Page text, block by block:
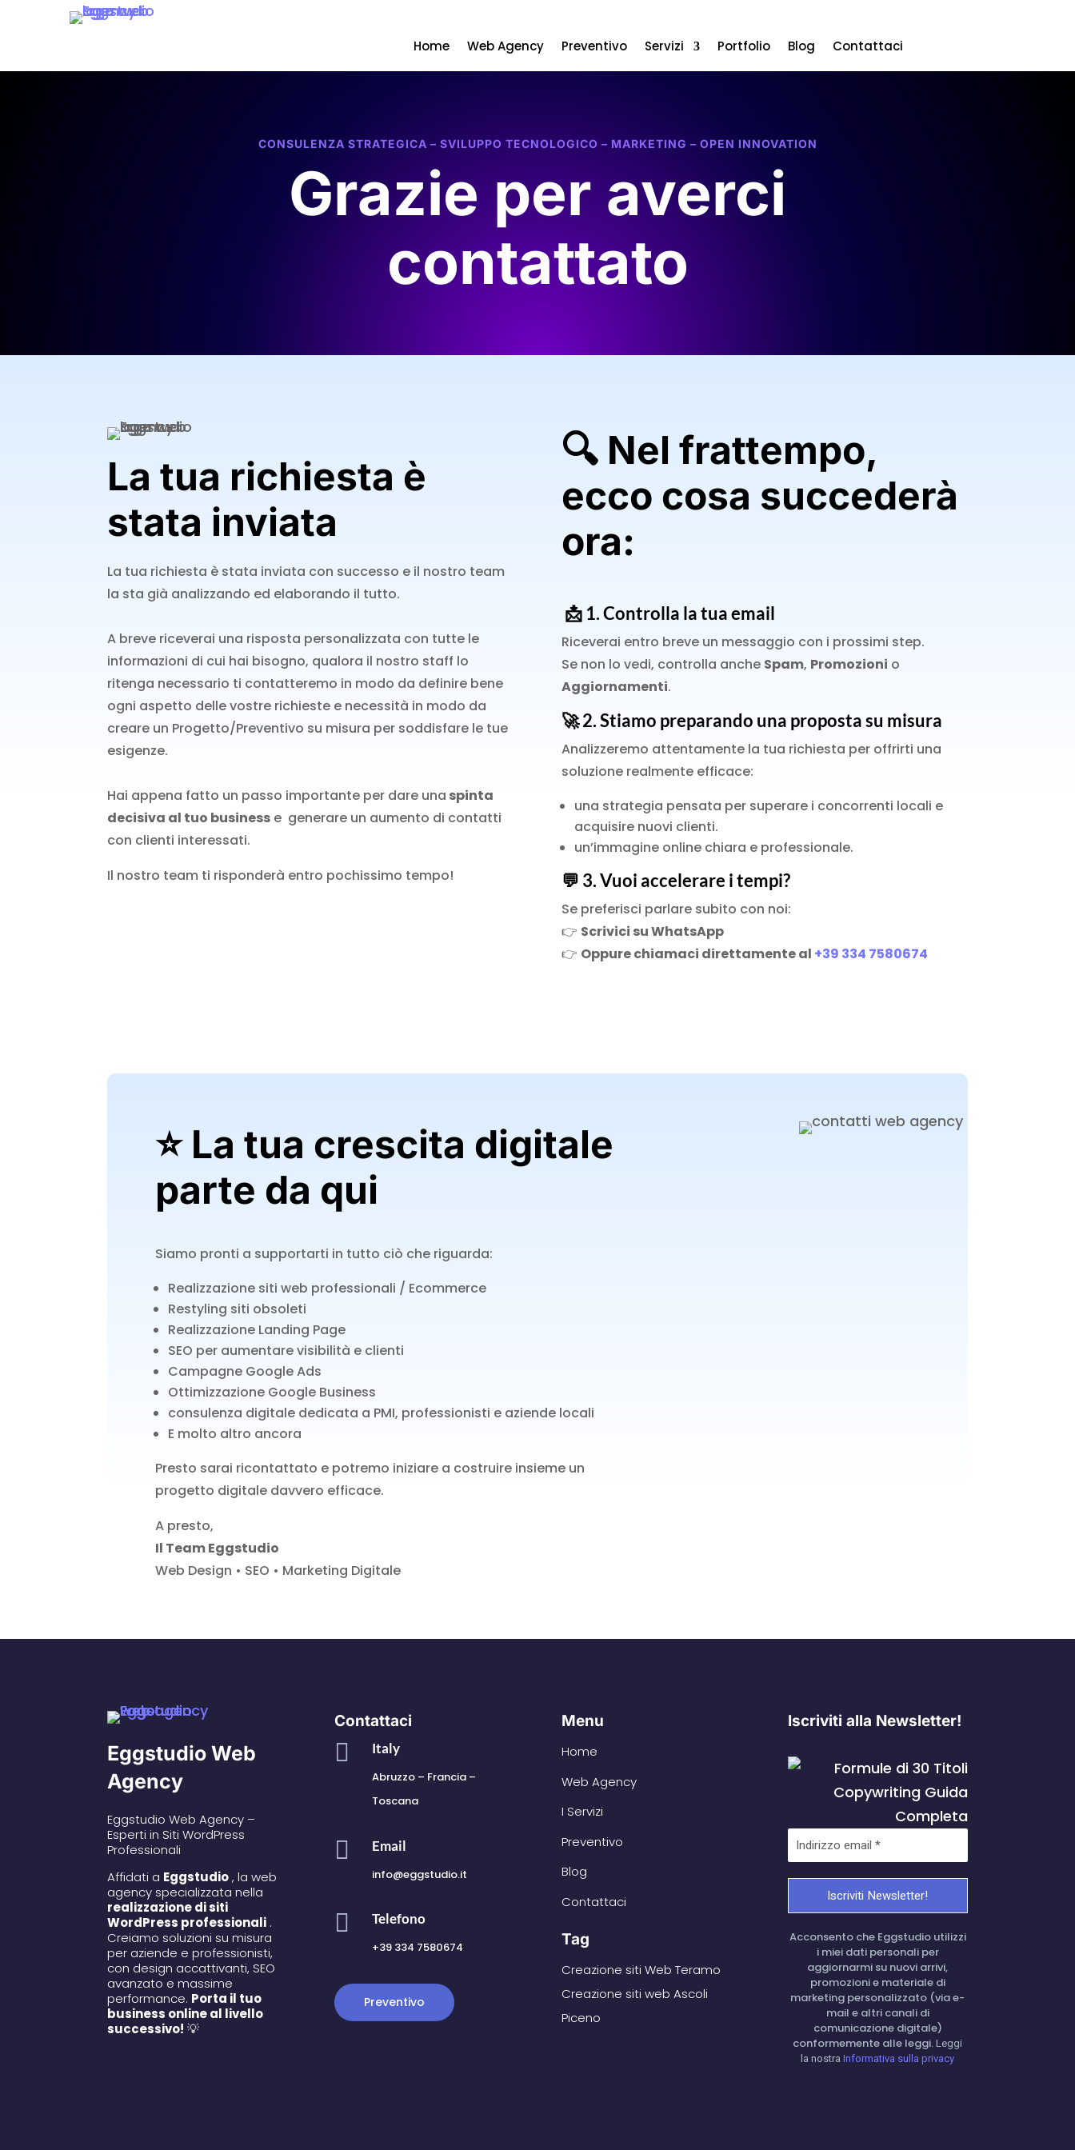
Home Web Agency Preventivo Servizi Portfolio Blog Contattaci
CONSULENZA STRATEGICA – SVILUPPO TECNOLOGICO – MARKETING – OPEN INNOVATION
Grazie per averci
contattato
La tua richiesta è
stata inviata
La tua richiesta è stata inviata con successo e il nostro team
la sta già analizzando ed elaborando il tutto.
A breve riceverai una risposta personalizzata con tutte le
informazioni di cui hai bisogno, qualora il nostro staff lo
ritenga necessario ti contatteremo in modo da definire bene
ogni aspetto delle vostre richieste e necessità in modo da
creare un Progetto/Preventivo su misura per soddisfare le tue
esigenze.
Hai appena fatto un passo importante per dare una spinta
decisiva al tuo business e generare un aumento di contatti
con clienti interessati.
Il nostro team ti risponderà entro pochissimo tempo!
🔍 Nel frattempo,
ecco cosa succederà
ora:
📩 1.Controlla la tua email
Riceverai entro breve un messaggio con i prossimi step.
Se non lo vedi, controlla anche Spam, Promozioni o
Aggiornamenti.
🚀 2.Stiamo preparando una proposta su misura
Analizzeremo attentamente la tua richiesta per offrirti una
soluzione realmente efficace:
una strategia pensata per superare i concorrenti locali e
acquisire nuovi clienti.
un’immagine online chiara e professionale.
💬 3.Vuoi accelerare i tempi?
Se preferisci parlare subito con noi:
👉 Scrivici su WhatsApp
👉 Oppure chiamaci direttamente al +39 334 7580674
⭐ La tua crescita digitale
parte da qui
Siamo pronti a supportarti in tutto ciò che riguarda:
Realizzazione siti web professionali / Ecommerce
Restyling siti obsoleti
Realizzazione Landing Page
SEO per aumentare visibilità e clienti
Campagne Google Ads
Ottimizzazione Google Business
consulenza digitale dedicata a PMI, professionisti e aziende locali
E molto altro ancora
Presto sarai ricontattato e potremo iniziare a costruire insieme un
progetto digitale davvero efficace.
A presto,
Il Team Eggstudio
Web Design • SEO • Marketing Digitale
Eggstudio Web
Agency
Eggstudio Web Agency –
Esperti in Siti WordPress
Professionali
Affidati a Eggstudio, la web
agency specializzata nella
realizzazione di siti
WordPress professionali .
Creiamo soluzioni su misura
per aziende e professionisti,
con design accattivanti, SEO
avanzato e massime
performance. Porta il tuo
business online al livello
successivo! 💡
Contattaci
 Italy
Abruzzo – Francia –
Toscana
 Email
info@eggstudio.it
 Telefono
+39 334 7580674
Preventivo
Menu
Home
Web Agency
I Servizi
Preventivo
Blog
Contattaci
Tag
Creazione siti Web Teramo
Creazione siti web Ascoli
Piceno
Iscriviti alla Newsletter!
Acconsento che Eggstudio utilizzi
i miei dati personali per
aggiornarmi su nuovi arrivi,
promozioni e materiale di
marketing personalizzato (via e-
mail e altri canali di
comunicazione digitale)
conformemente alle leggi.Leggi
la nostraInformativa sulla privacy